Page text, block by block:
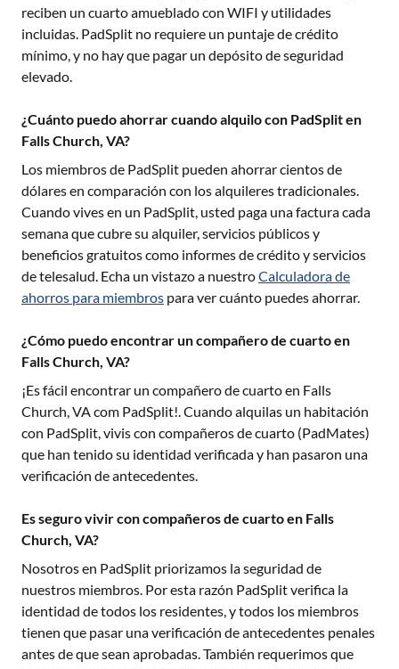
reciben un cuarto amueblado con WIFI y utilidades
incluidas. PadSplit no requiere un puntaje de crédito
mínimo, y no hay que pagar un depósito de seguridad
elevado.
¿Cuánto puedo ahorrar cuando alquilo con PadSplit en
Falls Church, VA?
Los miembros de PadSplit pueden ahorrar cientos de
dólares en comparación con los alquileres tradicionales.
Cuando vives en un PadSplit, usted paga una factura cada
semana que cubre su alquiler, servicios públicos y
beneficios gratuitos como informes de crédito y servicios
de telesalud. Echa un vistazo a nuestroCalculadora de
ahorros para miembros para ver cuánto puedes ahorrar.
¿Cómo puedo encontrar un compañero de cuarto en
Falls Church, VA?
¡Es fácil encontrar un compañero de cuarto en Falls
Church, VAcom PadSplit!. Cuando alquilas un habitación
con PadSplit, vivis con compañeros de cuarto (PadMates)
que han tenido su identidad verificada y han pasaron una
verificación de antecedentes.
Es seguro vivir con compañeros de cuarto en Falls
Church, VA?
Nosotros en PadSplit priorizamos la seguridad de
nuestros miembros. Por esta razón PadSplit verifica la
identidad de todos los residentes, y todos los miembros
tienen que pasar una verificación de antecedentes penales
antes de que sean aprobadas. También requerimos que